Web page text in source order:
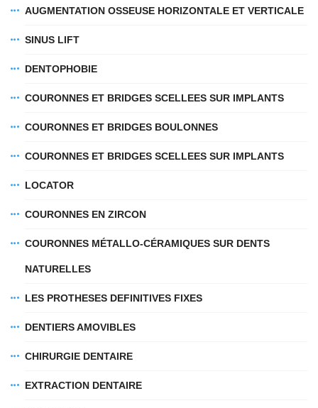
AUGMENTATION OSSEUSE HORIZONTALE ET VERTICALE
SINUS LIFT
DENTOPHOBIE
COURONNES ET BRIDGES SCELLEES SUR IMPLANTS
COURONNES ET BRIDGES BOULONNES
COURONNES ET BRIDGES SCELLEES SUR IMPLANTS
LOCATOR
COURONNES EN ZIRCON
COURONNES MÉTALLO-CÉRAMIQUES SUR DENTS
NATURELLES
LES PROTHESES DEFINITIVES FIXES
DENTIERS AMOVIBLES
CHIRURGIE DENTAIRE
EXTRACTION DENTAIRE